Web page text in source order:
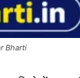
Bharti